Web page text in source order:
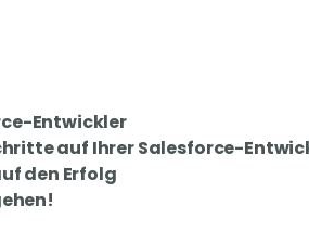
Entwickler
auf Ihrer Salesforce-
den Erfolg